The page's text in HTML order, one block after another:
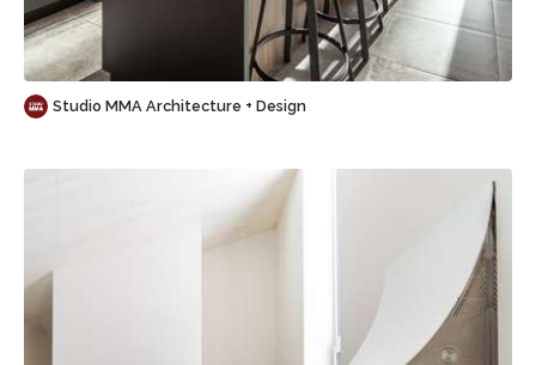
Sauvegarder
Studio MMA Architecture + Design